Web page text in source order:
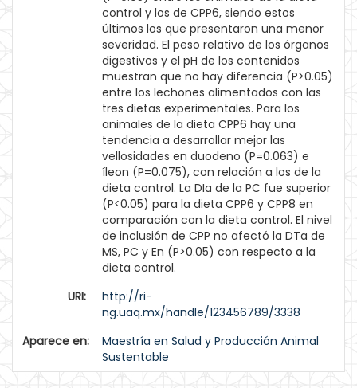
control y los de CPP6, siendo estos
últimos los que presentaron una menor
severidad. El peso relativo de los órganos
digestivos y el pH de los contenidos
muestran que no hay diferencia (P>0.05)
entre los lechones alimentados con las
tres dietas experimentales. Para los
animales de la dieta CPP6 hay una
tendencia a desarrollar mejor las
vellosidades en duodeno (P=0.063) e
íleon (P=0.075), con relación a los de la
dieta control. La DIa de la PC fue superior
(P<0.05) para la dieta CPP6 y CPP8 en
comparación con la dieta control. El nivel
de inclusión de CPP no afectó la DTa de
MS, PC y En (P>0.05) con respecto a la
dieta control.
URI:
http://ri-
ng.uaq.mx/handle/123456789/3338
Aparece en:
Maestría en Salud y Producción Animal
Sustentable